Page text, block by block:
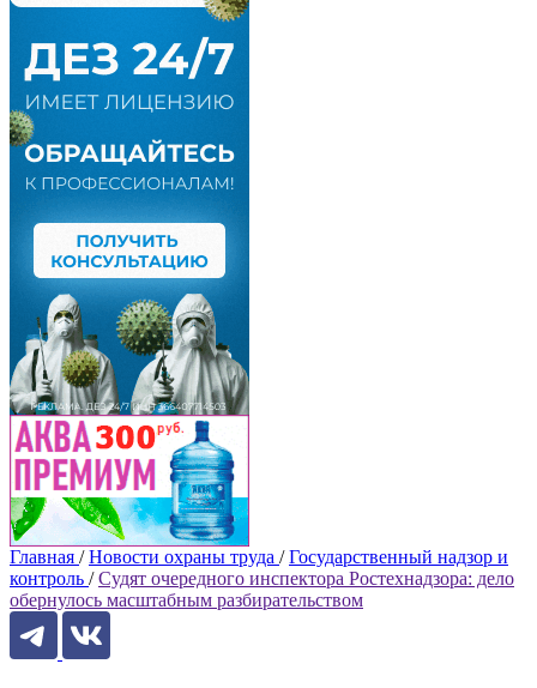
Главная / Новости охраны труда / Государственный надзор и
контроль / Судят очередного инспектора Ростехнадзора: дело
обернулось масштабным разбирательством